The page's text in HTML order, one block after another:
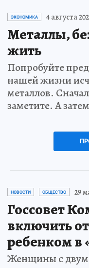
ЭКОНОМИКА 4 августа
Металлы,
жить
Попробуйте
нашей жизни
металлов.
заметите. А
НОВОСТИ ОБЩЕСТВО 29
Госсовет
включить
ребенком в
Женщины с